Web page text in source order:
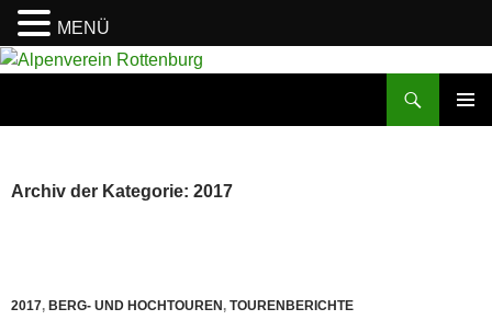
Zum
Archiv der Kategorie: 2017
2017, BERG- UND HOCHTOUREN, TOURENBERICHTE
MENÜ